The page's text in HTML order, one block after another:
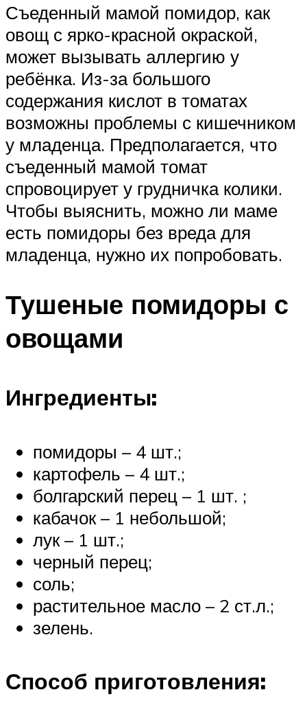
Съеденный мамой помидор, как
овощ с ярко-красной окраской,
может вызывать аллергию у
ребёнка. Из-за большого
содержания кислот в томатах
возможны проблемы с кишечником
у младенца. Предполагается, что
съеденный мамой томат
спровоцирует у грудничка колики.
Чтобы выяснить, можно ли маме
есть помидоры без вреда для
младенца, нужно их попробовать.
Тушеные помидоры с
овощами
Ингредиенты:
помидоры – 4 шт.;
картофель – 4 шт.;
болгарский перец – 1 шт. ;
кабачок – 1 небольшой;
лук – 1 шт.;
черный перец;
соль;
растительное масло – 2 ст.л.;
зелень.
Способ приготовления: